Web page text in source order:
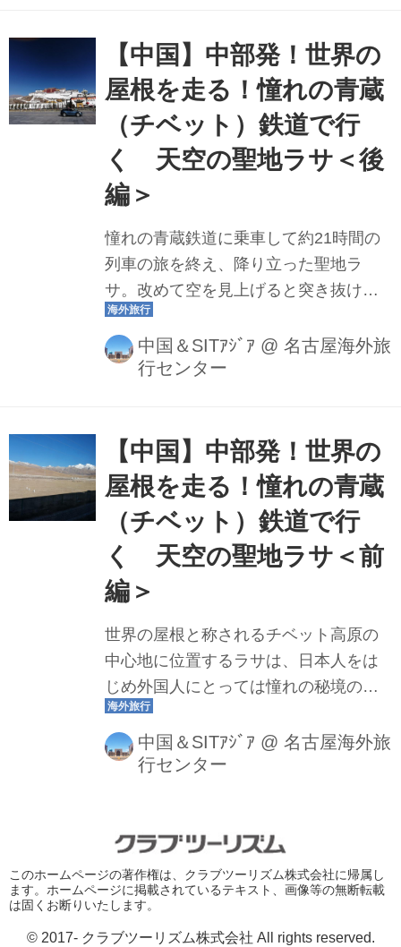
た！今回はクラブツーリズムならでは
のオンラインツアーの魅力をご紹介し
ます。
【中国】中部発！世界の
屋根を走る！憧れの青蔵
（チベット）鉄道で行
く 天空の聖地ラサ＜後
編＞
憧れの青蔵鉄道に乗車して約21時間の
列車の旅を終え、降り立った聖地ラ
サ。改めて空を見上げると突き抜ける
ような青空が広がる。秘境の地に降り
立った興奮と多少の息苦しさを感じな
がらいよいよラサの旅が始まる。前編
写真は全て高田撮影）とともにレポー
トします。 ラサの気候 標高約3640メー
トルのラサは、極度に乾燥している。
筆者が訪れた11月は乾季にあたり冬の
到来を告げる季節、強い風も加わり乾
燥度はさらに強い。またラサは太陽の
都と称されるように晴天が多く、紫外
線対策が必要だ。帽子、サングラス、
保湿液、リップクリーム、水は観光で...
中国＆SITｱｼﾞｱ @ 名古屋海外旅
行センター
【中国】中部発！世界の
屋根を走る！憧れの青蔵
（チベット）鉄道で行
く 天空の聖地ラサ＜前
編＞
世界の屋根と称されるチベット高原の
中心地に位置するラサは、日本人をは
じめ外国人にとっては憧れの秘境の一
つ。そのラサへの旅を満喫するには、
青海省の西寧とラサを結ぶ全長1956キ
ロにも及ぶ青蔵鉄道の旅がおすすめ。
当者の高田が2019年11月に訪れた際に
撮影した写真（掲載写真は全て高田撮
影）とともにレポートします。 いざ青
中国＆SITｱｼﾞｱ @ 名古屋海外旅
行センター
このホームページの著作権は、クラブツーリズム株式会社に帰属し
ます。ホームページに掲載されているテキスト、画像等の無断転載
は固くお断りいたします。
© 2017- クラブツーリズム株式会社 All rights reserved.